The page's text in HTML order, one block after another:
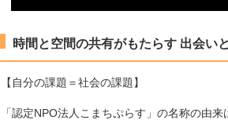
時間と空間の共有がもたらす 出会
【自分の課題＝社会の課題】
「認定NPO法人こまちぷらす」の名称の由